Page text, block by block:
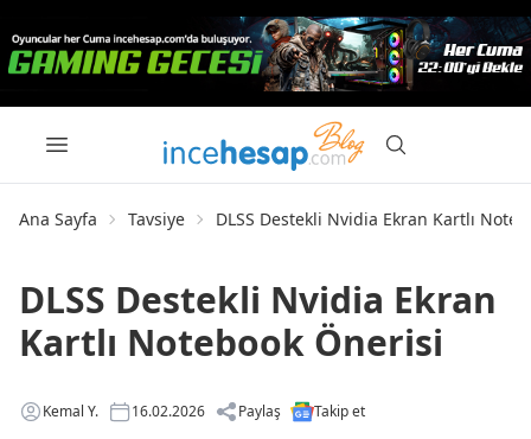
Ana Sayfa Tavsiye DLSS Destekli Nvidia Ekran Kartlı
DLSS Destekli Nvidia Ekran
Kartlı Notebook Önerisi
Kemal Y. 16.02.2026 Paylaş Takip et